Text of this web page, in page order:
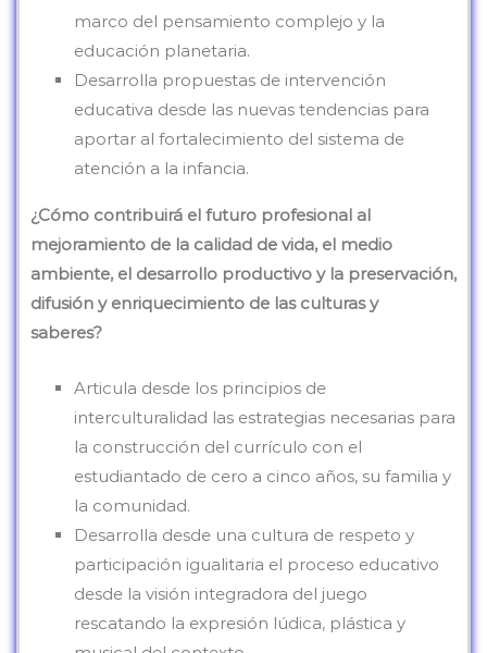
marco del pensamiento complejo y la
educación planetaria.
Desarrolla propuestas de intervención
educativa desde las nuevas tendencias para
aportar al fortalecimiento del sistema de
atención a la infancia.
¿Cómo contribuirá el futuro profesional al
mejoramiento de la calidad de vida, el medio
ambiente, el desarrollo productivo y la preservación,
difusión y enriquecimiento de las culturas y
saberes?
Articula desde los principios de
interculturalidad las estrategias necesarias para
la construcción del currículo con el
estudiantado de cero a cinco años, su familia y
la comunidad.
Desarrolla desde una cultura de respeto y
participación igualitaria el proceso educativo
desde la visión integradora del juego
rescatando la expresión lúdica, plástica y